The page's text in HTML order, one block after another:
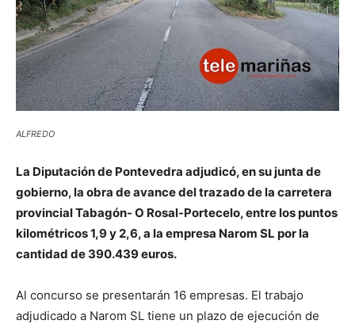
ALFREDO
La Diputación de Pontevedra adjudicó, en su junta de
gobierno, la obra de avance del trazado de la carretera
provincial Tabagón- O Rosal-Portecelo, entre los puntos
kilométricos 1,9 y 2,6, a la empresa Narom SL por la
cantidad de 390.439 euros.
Al concurso se presentarán 16 empresas. El trabajo
adjudicado a Narom SL tiene un plazo de ejecución de